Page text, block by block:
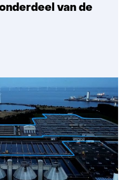
van de